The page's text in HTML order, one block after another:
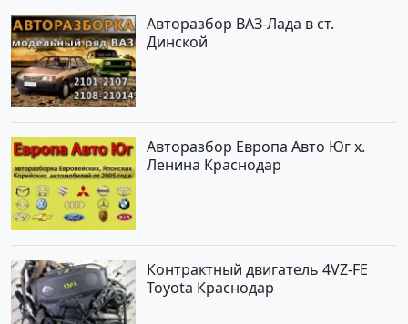
Авторазбор ВАЗ-Лада в ст.
Динской
Авторазбор Европа Авто Юг х.
Ленина Краснодар
Контрактный двигатель 4VZ-FE
Toyota Краснодар